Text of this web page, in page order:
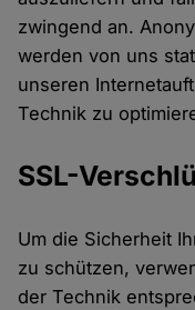
zwingend an.
werden von uns
unseren
Technik zu
SSL-
Um die Sicherheit
zu schützen,
der Technik